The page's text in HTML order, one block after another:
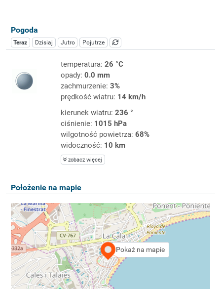
Pogoda
Teraz Dzisiaj Jutro Pojutrze
temperatura: 26 °C
opady: 0.0 mm
zachmurzenie: 3%
prędkość wiatru: 14 km/h
kierunek wiatru: 236 °
ciśnienie: 1015 hPa
wilgotność powietrza: 68%
widoczność: 10 km
zobacz więcej
Położenie na mapie
Pokaż na mapie